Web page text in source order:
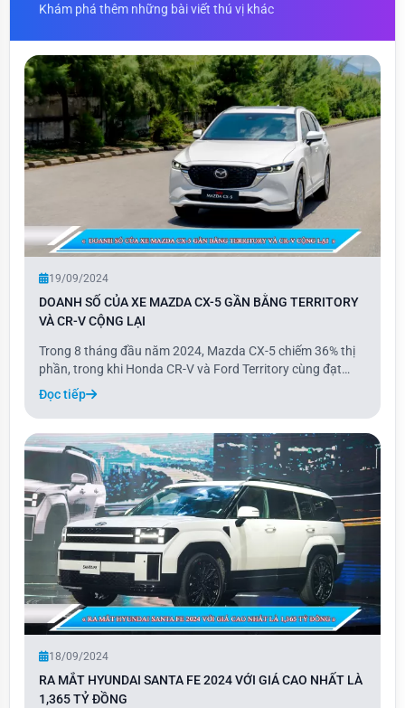
Khám phá thêm những bài viết thú vị khác
19/09/2024
DOANH SỐ CỦA XE MAZDA CX-5 GẦN BẰNG TERRITORY
VÀ CR-V CỘNG LẠI
Trong 8 tháng đầu năm 2024, Mazda CX-5 chiếm 36% thị
phần, trong khi Honda CR-V và Ford Territory cùng đạt
37%. Tâm lý chờ đợi ưu đãi lệ phí trước bạ từ Chính phủ có
hiệu lực từ tháng 9 khiến doanh số hầu hết các phân khúc
giảm trong tháng 8. Riêng phân k
Đọc tiếp
18/09/2024
RA MẮT HYUNDAI SANTA FE 2024 VỚI GIÁ CAO NHẤT LÀ
1,365 TỶ ĐỒNG